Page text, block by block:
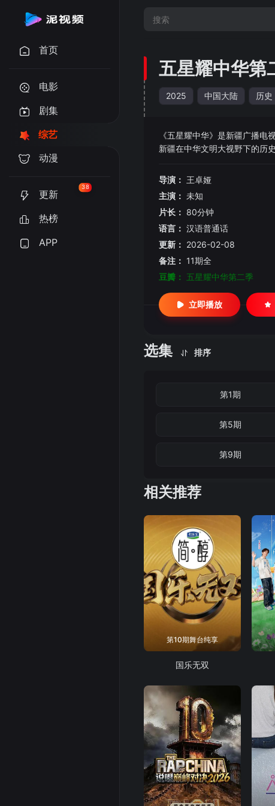
首页
电影
剧集
综艺
动漫
更新
38
热榜
APP
五星耀中华第
2025 中国大陆 历史
《五星耀中华》是新疆广播
新疆在中华文明大视野下的历
导演： 王卓娅
主演： 未知
片长： 80分钟
语言： 汉语普通话
更新： 2026-02-08
备注： 11期全
豆瓣： 五星耀中华第二季
立即播放
选集 排序
第1期
第5期
第9期
相关推荐
第10期舞台纯享
国乐无双